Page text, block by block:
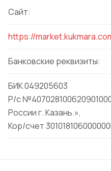
Сайт:
https://
Банковские реквизиты:
БИК 049205603
Р/с
России г. Казань.»,
Кор/счет